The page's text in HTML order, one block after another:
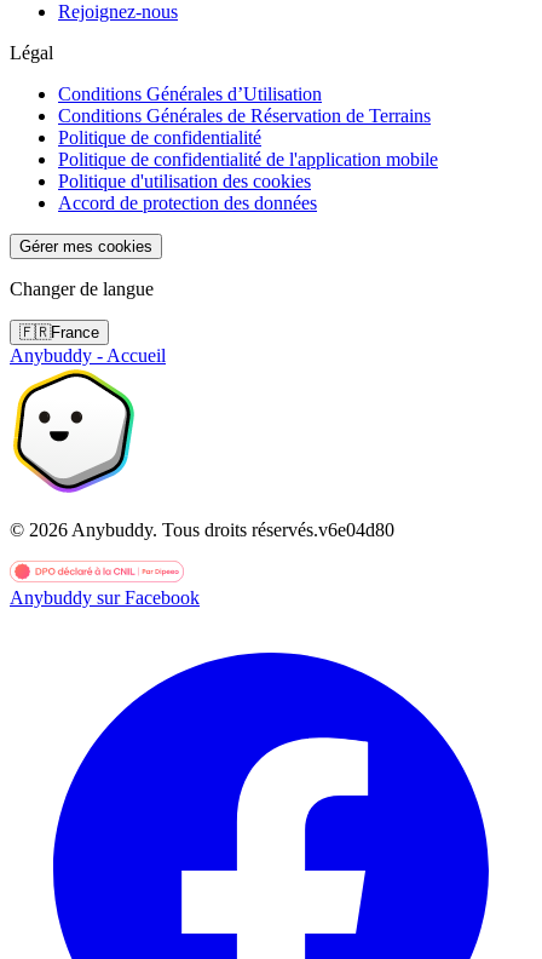
Rejoignez-nous
Légal
Conditions Générales d’Utilisation
Conditions Générales de Réservation de Terrains
Politique de confidentialité
Politique de confidentialité de l'application mobile
Politique d'utilisation des cookies
Accord de protection des données
Gérer mes cookies
Changer de langue
🇫🇷France
Anybuddy - Accueil
© 2026 Anybuddy. Tous droits réservés.v6e04d80
Anybuddy sur Facebook